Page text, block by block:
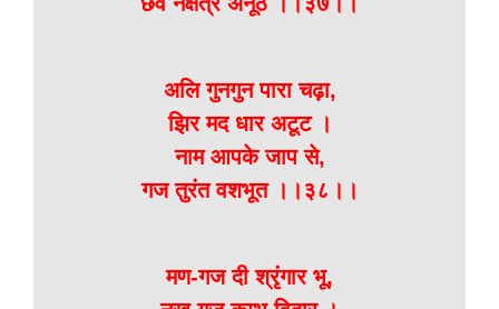
अलि गुनगुन पारा चढ़ा,
झिर मद धार अटूट ।
नाम आपके जाप से,
गज तुरंत वशभूत ।।३८।।
मण-गज दी श्रृंगार भू,